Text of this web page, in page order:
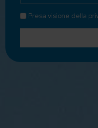
Presa visione della